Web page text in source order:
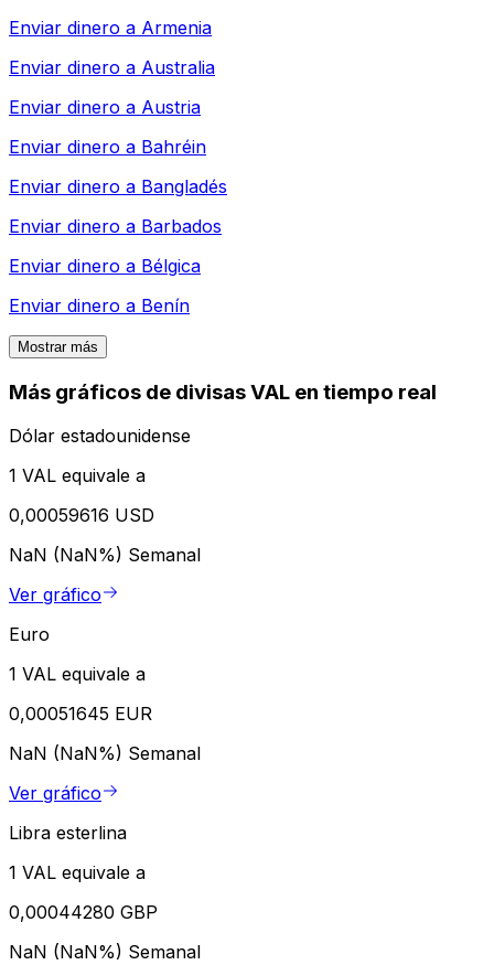
Enviar dinero a Armenia
Enviar dinero a Australia
Enviar dinero a Austria
Enviar dinero a Bahréin
Enviar dinero a Bangladés
Enviar dinero a Barbados
Enviar dinero a Bélgica
Enviar dinero a Benín
Mostrar más
Más gráficos de divisas VAL en tiempo real
Dólar estadounidense
1 VAL equivale a
0,00059616 USD
NaN (NaN%) Semanal
Ver gráfico
Euro
1 VAL equivale a
0,00051645 EUR
NaN (NaN%) Semanal
Ver gráfico
Libra esterlina
1 VAL equivale a
0,00044280 GBP
NaN (NaN%) Semanal